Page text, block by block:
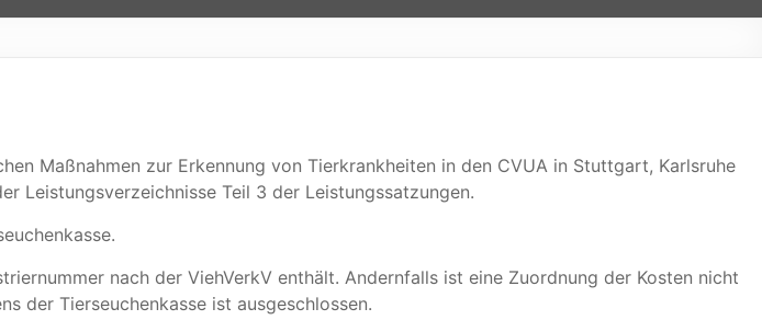
Maßnahmen zur Erkennung von Tierkrankheiten in den CVUA in Stuttgart, Karlsruhe
Leistungsverzeichnisse Teil 3 der Leistungssatzungen.
nach der ViehVerkV enthält. Andernfalls ist eine Zuordnung der Kosten nicht
der Tierseuchenkasse ist ausgeschlossen.